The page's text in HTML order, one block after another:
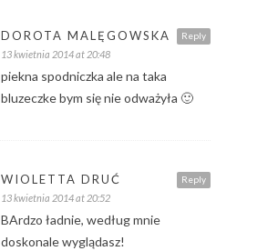
Reply
DOROTA MALĘGOWSKA
13 kwietnia 2014 at 20:48
piekna spodniczka ale na taka
bluzeczke bym się nie odważyła 🙂
Reply
WIOLETTA DRUĆ
13 kwietnia 2014 at 20:52
BArdzo ładnie, według mnie
doskonale wyglądasz!